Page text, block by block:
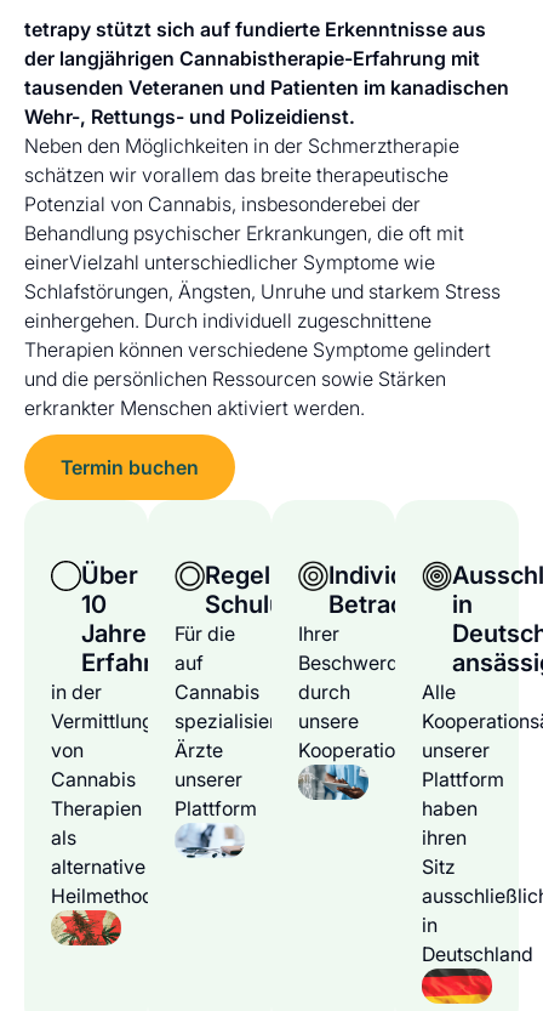
tetrapy stützt sich auf fundierte Erkenntnisse aus
der langjährigen Cannabistherapie-Erfahrung mit
tausenden Veteranen und Patienten im kanadischen
Wehr-, Rettungs- und Polizeidienst.
Neben den Möglichkeiten in der Schmerztherapie
schätzen wir vorallem das breite therapeutische
Potenzial von Cannabis, insbesonderebei der
Behandlung psychischer Erkrankungen, die oft mit
einerVielzahl unterschiedlicher Symptome wie
Schlafstörungen, Ängsten, Unruhe und starkem Stress
einhergehen. Durch individuell zugeschnittene
Therapien können verschiedene Symptome gelindert
und die persönlichen Ressourcen sowie Stärken
erkrankter Menschen aktiviert werden.
Termin buchen
Über
10
Jahre
Erfahrung
in der
Vermittlung
von
Cannabis
Therapien
als
alternative
Heilmethode
Regelmäßige
Schulungen
Für die
auf
Cannabis
spezialisierten
Ärzte
unserer
Plattform
Individuelle
Betrachtung
Ihrer
Beschwerden
durch
unsere
Kooperationsärzte
in
Alle
unserer
Plattform
haben
ihren
Sitz
in
Deutschland